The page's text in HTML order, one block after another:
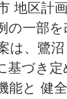
地区計
の一部
は、鷺
基づき
能と 健